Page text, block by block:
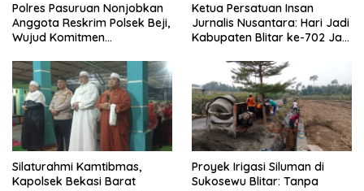
Polres Pasuruan Nonjobkan
Anggota Reskrim Polsek Beji,
Wujud Komitmen
Dugaan Penganiayaan
Ketua Persatuan Insan
Jurnalis Nusantara: Hari Jadi
Kabupaten Blitar ke-702 Jadi
Pembangunan
Silaturahmi Kamtibmas,
Kapolsek Bekasi Barat
Proyek Irigasi Siluman di
Sukosewu Blitar: Tanpa